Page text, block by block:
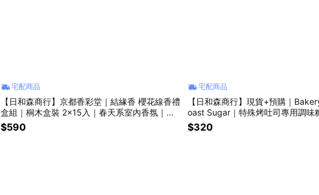
宅配商品
【日和森商行】京都香彩堂｜結緣香 櫻花線香禮
盒組｜桐木盒裝 2×15入｜春天系室內香氛｜送
禮首選
$590
宅配商品
【日和森商行】現貨+預購｜
oast Sugar｜特殊烤吐司專用調味
岩鹽｜多彩料理鹽
$320